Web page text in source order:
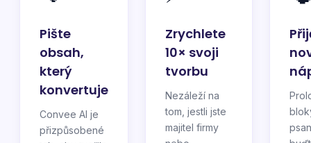
Pište
obsah,
který
konvertuje
Convee AI je
přizpůsobené
Zrychlete
10× svoji
tvorbu
Nezáleží na
tom, jestli jste
majitel firmy